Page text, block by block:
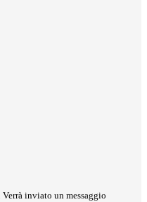
Verrà inviato un messaggio